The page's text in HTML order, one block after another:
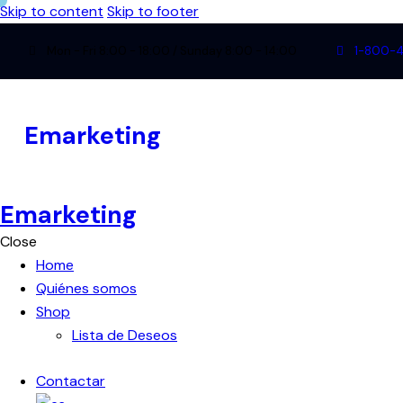
Skip to content Skip to footer
1-800-
Emarketing
Emarketing
Emarketing
Close
Home
Quiénes somos
Shop
Lista de Deseos
Contactar